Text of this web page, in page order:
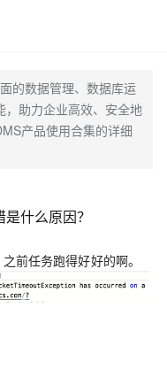
的数据管理、数据库运
，助力企业高效、安全地
产品使用合集的详细
什么原因？
前任务跑得好好的啊。